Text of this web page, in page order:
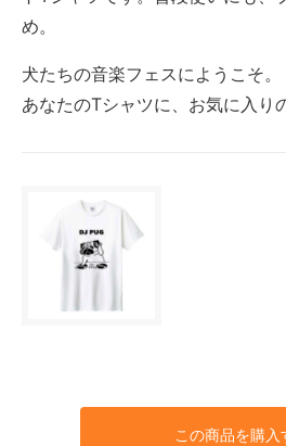
め。
犬たちの音楽フェスにようこそ。
あなたのTシャツに、お気に入り
この商品を購入